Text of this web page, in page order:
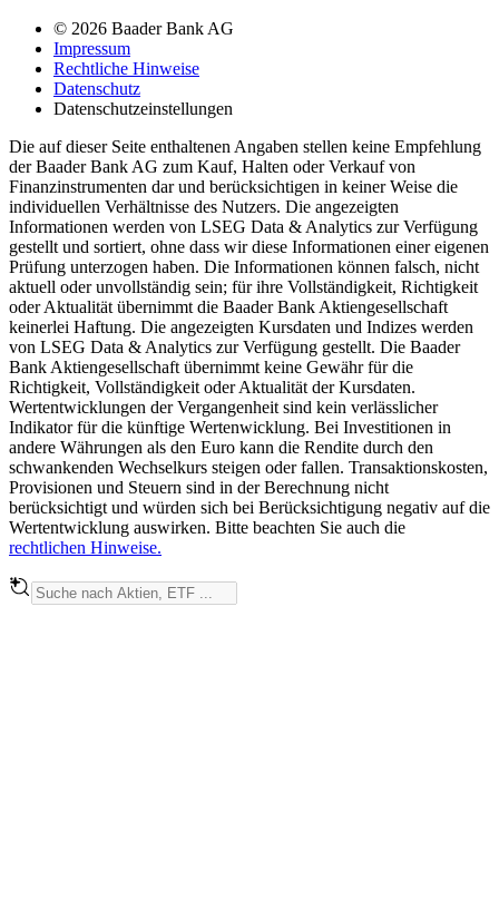
© 2026 Baader Bank AG
Impressum
Rechtliche Hinweise
Datenschutz
Datenschutzeinstellungen
Die auf dieser Seite enthaltenen Angaben stellen keine Empfehlung
der Baader Bank AG zum Kauf, Halten oder Verkauf von
Finanzinstrumenten dar und berücksichtigen in keiner Weise die
individuellen Verhältnisse des Nutzers. Die angezeigten
Informationen werden von LSEG Data & Analytics zur Verfügung
gestellt und sortiert, ohne dass wir diese Informationen einer eigenen
Prüfung unterzogen haben. Die Informationen können falsch, nicht
aktuell oder unvollständig sein; für ihre Vollständigkeit, Richtigkeit
oder Aktualität übernimmt die Baader Bank Aktiengesellschaft
keinerlei Haftung. Die angezeigten Kursdaten und Indizes werden
von LSEG Data & Analytics zur Verfügung gestellt. Die Baader
Bank Aktiengesellschaft übernimmt keine Gewähr für die
Richtigkeit, Vollständigkeit oder Aktualität der Kursdaten.
Wertentwicklungen der Vergangenheit sind kein verlässlicher
Indikator für die künftige Wertenwicklung. Bei Investitionen in
andere Währungen als den Euro kann die Rendite durch den
schwankenden Wechselkurs steigen oder fallen. Transaktionskosten,
Provisionen und Steuern sind in der Berechnung nicht
berücksichtigt und würden sich bei Berücksichtigung negativ auf die
Wertentwicklung auswirken. Bitte beachten Sie auch die
rechtlichen Hinweise.